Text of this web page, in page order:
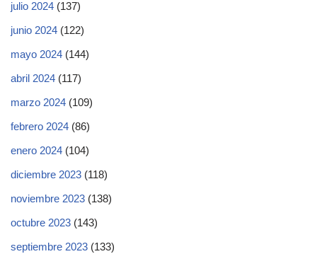
julio 2024 (137)
junio 2024 (122)
mayo 2024 (144)
abril 2024 (117)
marzo 2024 (109)
febrero 2024 (86)
enero 2024 (104)
diciembre 2023 (118)
noviembre 2023 (138)
octubre 2023 (143)
septiembre 2023 (133)